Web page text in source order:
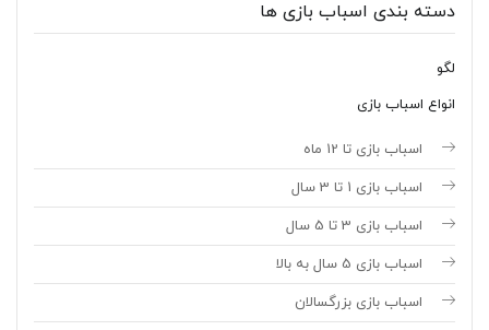
دسته بندی اسباب بازی ها
لگو
انواع اسباب بازی
اسباب بازی تا 12 ماه
اسباب بازی 1 تا 3 سال
اسباب بازی 3 تا 5 سال
اسباب بازی 5 سال به بالا
اسباب بازی بزرگسالان